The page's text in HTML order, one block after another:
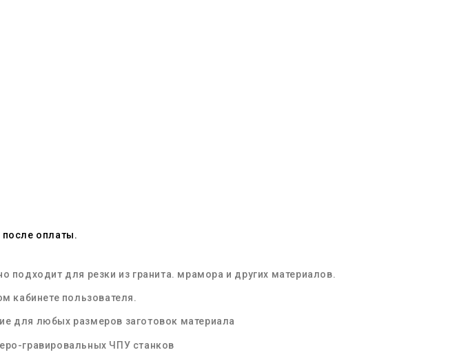
после оплаты.
подходит для резки из гранита. мрамора и других материалов.
кабинете пользователя.
для любых размеров заготовок материала
гравировальных ЧПУ станков